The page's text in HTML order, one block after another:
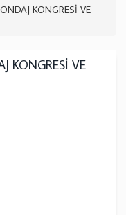
KONGRESİ VE
KONGRESİ VE